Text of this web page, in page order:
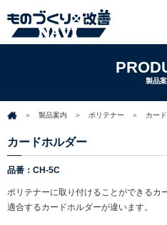
製品
製品案内 ポリテナー カー
カードホルダー
品番：CH-5C
ポリテナーに取り付けることができるカ
適合するカードホルダーが違います。